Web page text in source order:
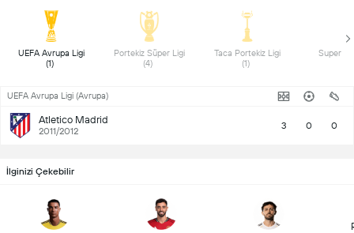
UEFA Avrupa Ligi
Portekiz Süper Ligi
Taca Portekiz Ligi
UEFA Avrupa Ligi (Avrupa)
Atletico Madrid
2011/2012 3 0 0
İlginizi Çekebilir